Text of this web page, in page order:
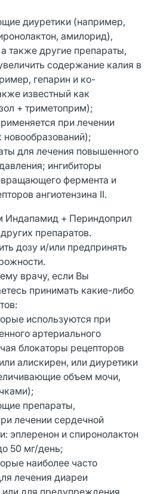
диуретики (например,
амилорид),
также другие препараты,
содержание калия в
гепарин и ко-
известный как
+ триметоприм);
при лечении
новообразований);
для лечения повышенного
ингибиторы
фермента и
ангиотензина II.
Индапамид + Периндоприл
препаратов.
дозу и/или предпринять
врачу, если Вы
принимать какие-либо
используются при
артериального
блокаторы рецепторов
алискирен, или диуретики
объем мочи,
препараты,
лечении сердечной
эплеренон и спиронолактон
50 мг/день;
наиболее часто
лечения диареи
или для предупреждения